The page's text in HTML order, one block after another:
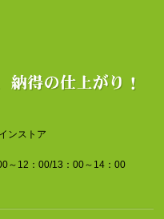
ンストア
～12：00/13：00～14：00